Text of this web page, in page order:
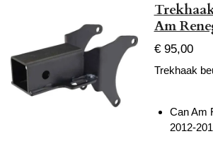
Am
€ 95,00
Trekhaak
Can Am
2012-